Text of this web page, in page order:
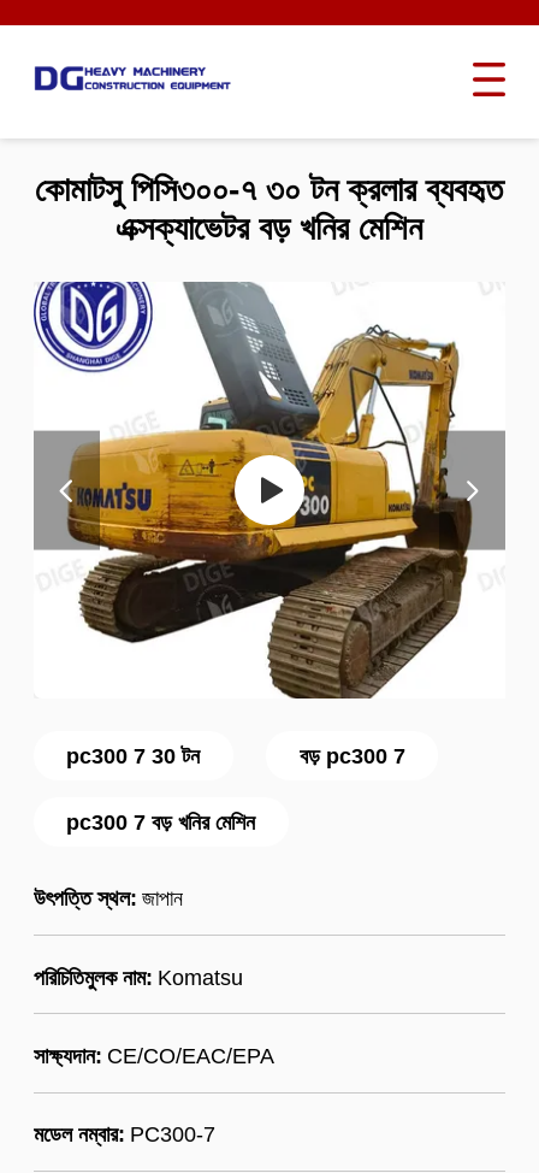
pc300 7 30 টন বড় pc300 7
pc300 7 বড় খনির মেশিন
উৎপত্তি স্থল: জাপান
পরিচিতিমুলক নাম: Komatsu
সাক্ষ্যদান: CE/CO/EAC/EPA
মডেল নম্বার: PC300-7
কোমাটসু পিসি৩০০-৭ ৩০ টন ক্রলার ব্যবহৃত
এক্সক্যাভেটর বড় খনির মেশিন